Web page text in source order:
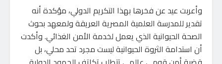
وأعربت عيد عن فخرها بهذا التكريم الدولي، مؤكدة أنه
تقدير للمدرسة العلمية المصرية العريقة ولمعهد بحوث
الصحة الحيوانية الذي يعمل لخدمة الأمن الغذائي. وأكدت
أن استدامة الثروة الحيوانية ليست مجرد تحد محلي، بل